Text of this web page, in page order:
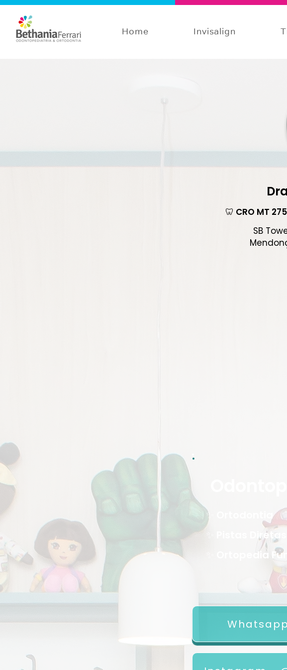
Home Invisalign
🦷 CRO MT
SB
✨ Ortodontia
✨ Pistas
✨ Ortopedia